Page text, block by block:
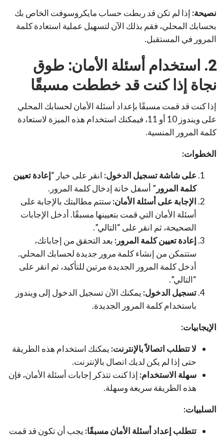
نصيحة: إذا لم تكن قد ربطت حساب مايكروسوفت الخاص بك
بحسابك المحلي، فقم بذلك الآن لتسهيل عملية استعادة كلمة
المرور في المستقبل.
2. استخدام أسئلة الأمان: طوق
نجاة إذا كنت قد خططت مسبقًا
إذا كنت قد قمت مسبقًا بإعداد أسئلة الأمان لحسابك المحلي
على ويندوز 10 أو 11، فيمكنك استخدام هذه الميزة لاستعادة
كلمة المرور المنسية.
الخطوات:
على شاشة تسجيل الدخول: انقر على خيار “إعادة تعيين
كلمة المرور ” أسفل خانة إدخال كلمة المرور.
الإجابة على أسئلة الأمان: ستتم مطالبتك بالإجابة على
أسئلة الأمان التي قمت بتعيينها مسبقًا. أدخل الإجابات
الصحيحة، ثم انقر على “التالي”.
إعادة تعيين كلمة المرور: بعد التحقق من إجاباتك،
ستتمكن من إنشاء كلمة مرور جديدة لحسابك المحلي.
أدخل كلمة المرور الجديدة مرتين للتأكيد، ثم انقر على
“التالي”.
تسجيل الدخول: يمكنك الآن تسجيل الدخول إلى ويندوز
باستخدام كلمة المرور الجديدة.
الإيجابيات:
لا تتطلب اتصالاً بالإنترنت: يمكنك استخدام هذه الطريقة
حتى إذا لم يكن لديك اتصال بالإنترنت.
سهلة الاستخدام: إذا كنت تتذكر إجابات أسئلة الأمان، فإن
هذه الطريقة سريعة وسهلة.
السلبيات:
تتطلب إعداد أسئلة الأمان مسبقًا: يجب أن تكون قد قمت